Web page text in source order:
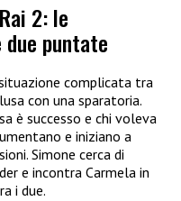
2: le
puntate
complicata tra
con una sparatoria.
è successo e chi voleva
e iniziano a
Simone cerca di
e incontra Carmela in
i due.